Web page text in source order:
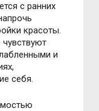
с ранних
красоты.
и
себя.